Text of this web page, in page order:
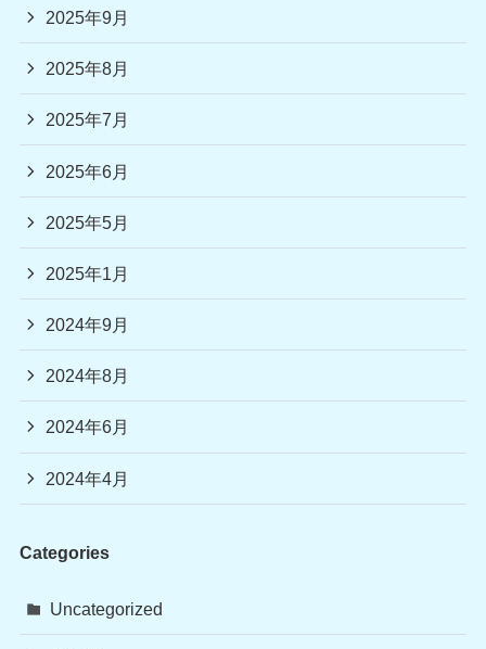
2025年9月
2025年8月
2025年7月
2025年6月
2025年5月
2025年1月
2024年9月
2024年8月
2024年6月
2024年4月
Categories
Uncategorized